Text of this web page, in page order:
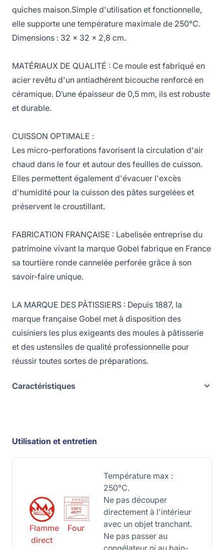
quiches maison.Simple d'utilisation et fonctionnelle,
elle supporte une température maximale de 250°C.
Dimensions : 32 x 32 x 2,8 cm.
MATÉRIAUX DE QUALITÉ : Ce moule est fabriqué en
acier revêtu d'un antiadhérent bicouche renforcé en
céramique. D’une épaisseur de 0,5 mm, ils est robuste
et durable.
CUISSON OPTIMALE :
Les micro-perforations favorisent la circulation d'air
chaud dans le four et autour des feuilles de cuisson.
Elles permettent également d'évacuer l'excès
d'humidité pour la cuisson des pâtes surgelées et
préservent le croustillant.
FABRICATION FRANÇAISE : Labelisée entreprise du
patrimoine vivant la marque Gobel fabrique en France
sa tourtière ronde cannelée perforée grâce à son
savoir-faire unique.
LA MARQUE DES PÂTISSIERS : Depuis 1887, la
marque française Gobel met à disposition des
cuisiniers les plus exigeants des moules à pâtisserie
et des ustensiles de qualité professionnelle pour
réussir toutes sortes de préparations.
Caractéristiques
Utilisation et entretien
Flamme
direct
Four
Température max :
250°C.
Ne pas découper
directement à l'intérieur
avec un objet tranchant.
Ne pas passer au
congélateur ni au bain-